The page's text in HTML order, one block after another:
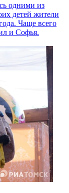
одними из
детей жители
Чаще всего
и Софья.